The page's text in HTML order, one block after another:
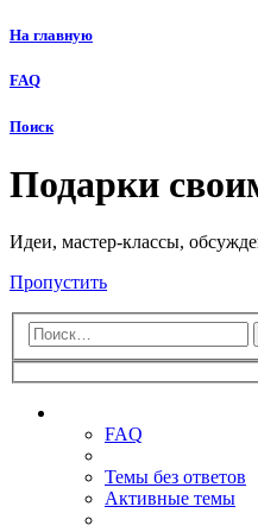
На главную
FAQ
Поиск
Подарки
Идеи, мастер-классы,
Пропустить
FAQ
Темы без ответов
Активные темы